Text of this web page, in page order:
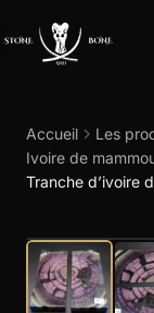
Accueil
Les
Ivoire de
Tranche d’ivoire